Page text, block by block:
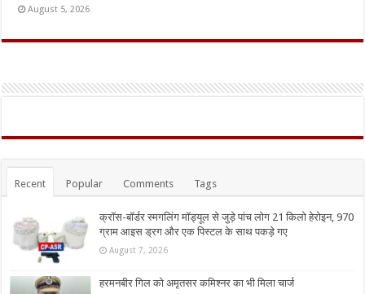
August 5, 2026
Recent Popular Comments Tags
क्रॉस-बॉर्डर स्मगलिंग मॉड्यूल से जुड़े पांच लोग 21 किलो हेरोइन, 970
ग्राम आइस ड्रग और एक पिस्टल के साथ पकड़े गए
August 7, 2026
हरमनबीर गिल को अमृतसर कमिश्नर का भी मिला चार्ज